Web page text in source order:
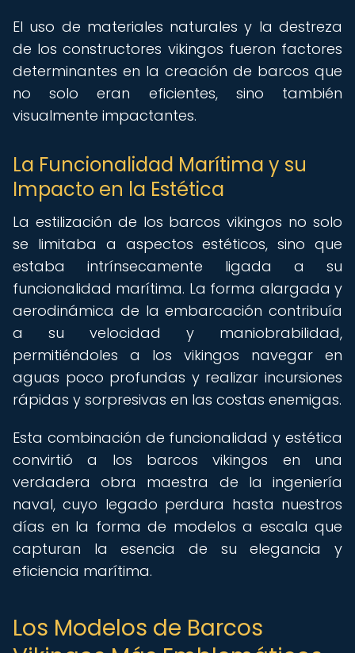
El uso de materiales naturales y la destreza
de los constructores vikingos fueron factores
determinantes en la creación de barcos que
no solo eran eficientes, sino también
visualmente impactantes.
La Funcionalidad Marítima y su
Impacto en la Estética
La estilización de los barcos vikingos no solo
se limitaba a aspectos estéticos, sino que
estaba intrínsecamente ligada a su
funcionalidad marítima. La forma alargada y
aerodinámica de la embarcación contribuía
a su velocidad y maniobrabilidad,
permitiéndoles a los vikingos navegar en
aguas poco profundas y realizar incursiones
rápidas y sorpresivas en las costas enemigas.
Esta combinación de funcionalidad y estética
convirtió a los barcos vikingos en una
verdadera obra maestra de la ingeniería
naval, cuyo legado perdura hasta nuestros
días en la forma de modelos a escala que
capturan la esencia de su elegancia y
eficiencia marítima.
Los Modelos de Barcos